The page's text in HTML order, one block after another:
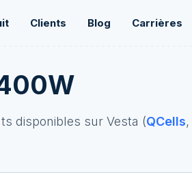
Clients Blog Carrières
W
s disponibles sur Vesta (QCells,